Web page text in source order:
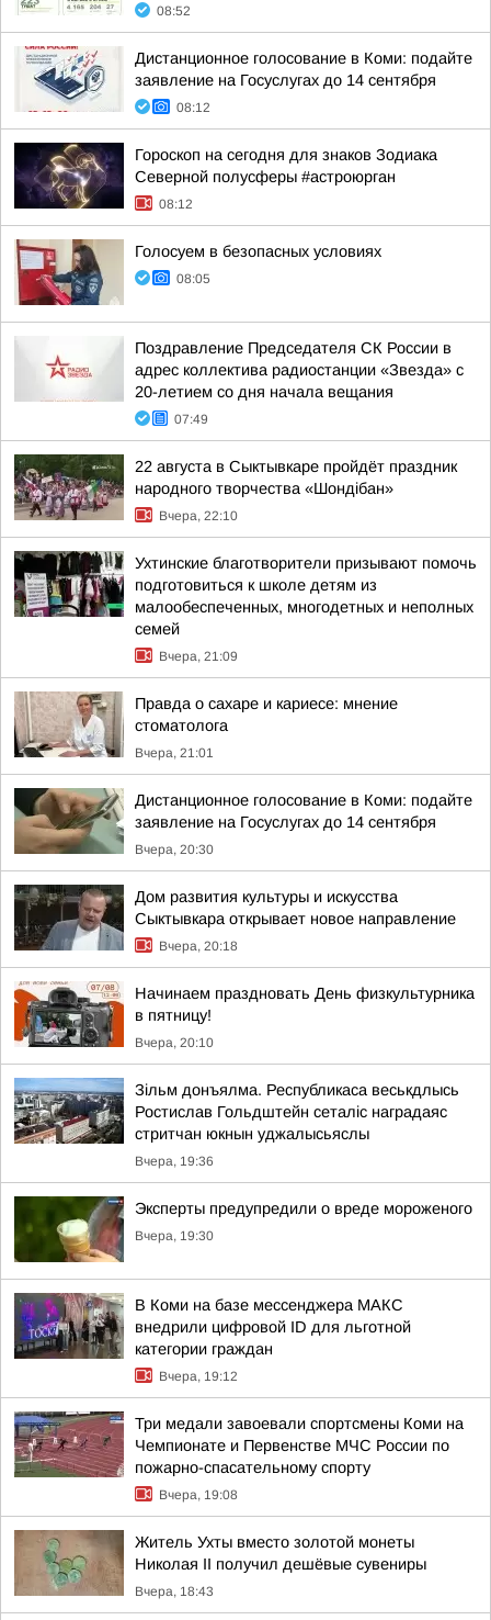
08:52
Дистанционное голосование в Коми: подайте
заявление на Госуслугах до 14 сентября
08:12
Гороскоп на сегодня для знаков Зодиака
Северной полусферы #астроюрган
08:12
Голосуем в безопасных условиях
08:05
Поздравление Председателя СК России в
адрес коллектива радиостанции «Звезда» с
20-летием со дня начала вещания
07:49
22 августа в Сыктывкаре пройдёт праздник
народного творчества «Шондібан»
Вчера, 22:10
Ухтинские благотворители призывают помочь
подготовиться к школе детям из
малообеспеченных, многодетных и неполных
семей
Вчера, 21:09
Правда о сахаре и кариесе: мнение
стоматолога
Вчера, 21:01
Дистанционное голосование в Коми: подайте
заявление на Госуслугах до 14 сентября
Вчера, 20:30
Дом развития культуры и искусства
Сыктывкара открывает новое направление
Вчера, 20:18
Начинаем праздновать День физкультурника
в пятницу!
Вчера, 20:10
Зільм донъялма. Республикаса веськдлысь
Ростислав Гольдштейн сеталіс наградаяс
стритчан юкнын уджалысьяслы
Вчера, 19:36
Эксперты предупредили о вреде мороженого
Вчера, 19:30
В Коми на базе мессенджера МАКС
внедрили цифровой ID для льготной
категории граждан
Вчера, 19:12
Три медали завоевали спортсмены Коми на
Чемпионате и Первенстве МЧС России по
пожарно-спасательному спорту
Вчера, 19:08
Житель Ухты вместо золотой монеты
Николая II получил дешёвые сувениры
Вчера, 18:43